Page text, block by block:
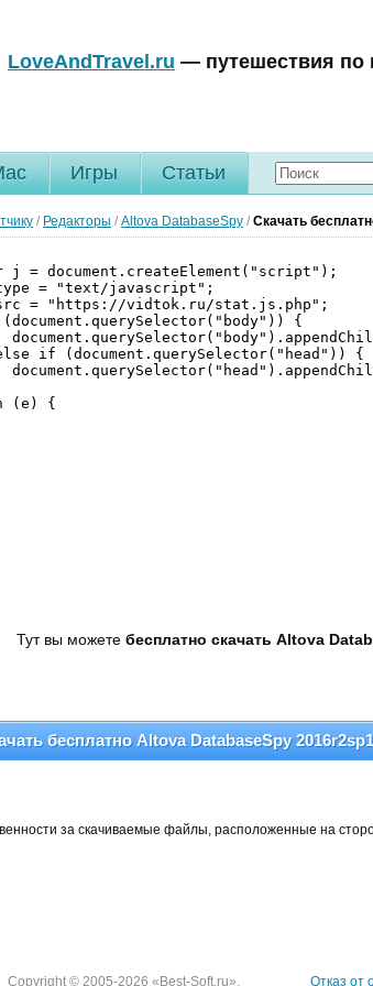
LoveAndTravel.ru — путешествия по
Игры Статьи
/ Редакторы / Altova DatabaseSpy / Скачать
Тут вы можете бесплатно скачать Altova
бесплатно Altova DatabaseSpy
за скачиваемые файлы, расположенные на
Copyright © 2005-2026 «Best-Soft.ru». Отказ от